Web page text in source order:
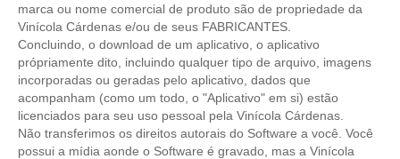
marca ou nome comercial de produto são de propriedade da
Vinícola Cárdenas e/ou de seus FABRICANTES.
Concluindo, o download de um aplicativo, o aplicativo
própriamente dito, incluindo qualquer tipo de arquivo, imagens
incorporadas ou geradas pelo aplicativo, dados que
acompanham (como um todo, o "Aplicativo" em si) estão
licenciados para seu uso pessoal pela Vinícola Cárdenas.
Não transferimos os direitos autorais do Software a você. Você
possui a mídia aonde o Software é gravado, mas a Vinícola